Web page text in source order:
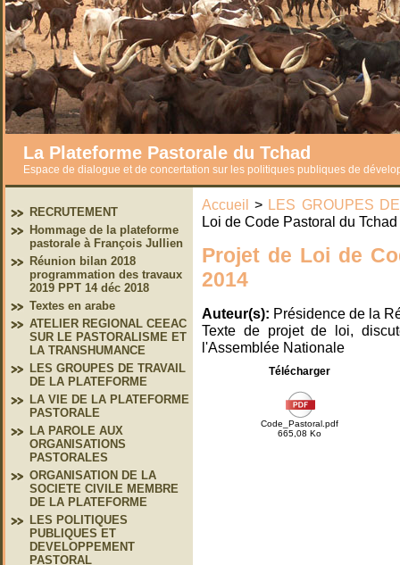
La Plateforme Pastorale du Tchad
Espace de dialogue et de concertation sur les politiques publiques de
RECRUTEMENT
Hommage de la plateforme
pastorale à François Jullien
Réunion bilan 2018
programmation des travaux
2019 PPT 14 déc 2018
Textes en arabe
ATELIER REGIONAL CEEAC
SUR LE PASTORALISME ET
LA TRANSHUMANCE
LES GROUPES DE TRAVAIL
DE LA PLATEFORME
LA VIE DE LA PLATEFORME
PASTORALE
LA PAROLE AUX
ORGANISATIONS
PASTORALES
ORGANISATION DE LA
SOCIETE CIVILE MEMBRE
DE LA PLATEFORME
LES POLITIQUES
PUBLIQUES ET
DEVELOPPEMENT
PASTORAL
Accueil > LES GROUPES
Loi de Code Pastoral du
Projet de Loi de
2014
Auteur(s): Présidence de la
Texte de projet de loi,
l'Assemblée Nationale
Télécharger
Code_Pastoral.pdf
665,08 Ko